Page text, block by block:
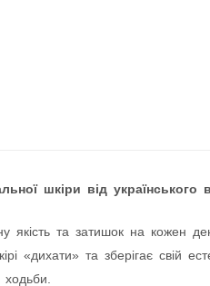
шкіри від українського
та затишок на кожен
«дихати» та зберігає свій